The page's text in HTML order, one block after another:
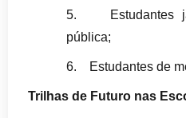
5.
Estudantes
pública;
6. Estudantes de
Trilhas de Futuro nas